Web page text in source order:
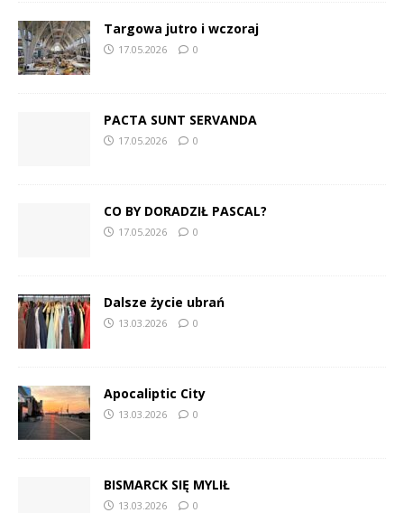
Targowa jutro i wczoraj
17.05.2026 0
PACTA SUNT SERVANDA
17.05.2026 0
CO BY DORADZIŁ PASCAL?
17.05.2026 0
Dalsze życie ubrań
13.03.2026 0
Apocaliptic City
13.03.2026 0
BISMARCK SIĘ MYLIŁ
13.03.2026 0